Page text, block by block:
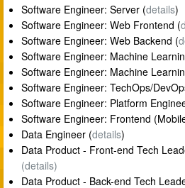
Software Engineer: Server (details)
Software Engineer: Web Frontend (
Software Engineer: Web Backend (
Software Engineer: Machine
Software Engineer: Machine
Software Engineer: TechOps/
Software Engineer: Platform
Software Engineer: Frontend
Data Engineer (details)
Data Product - Front-end Tech
(details)
Data Product - Back-end Tech